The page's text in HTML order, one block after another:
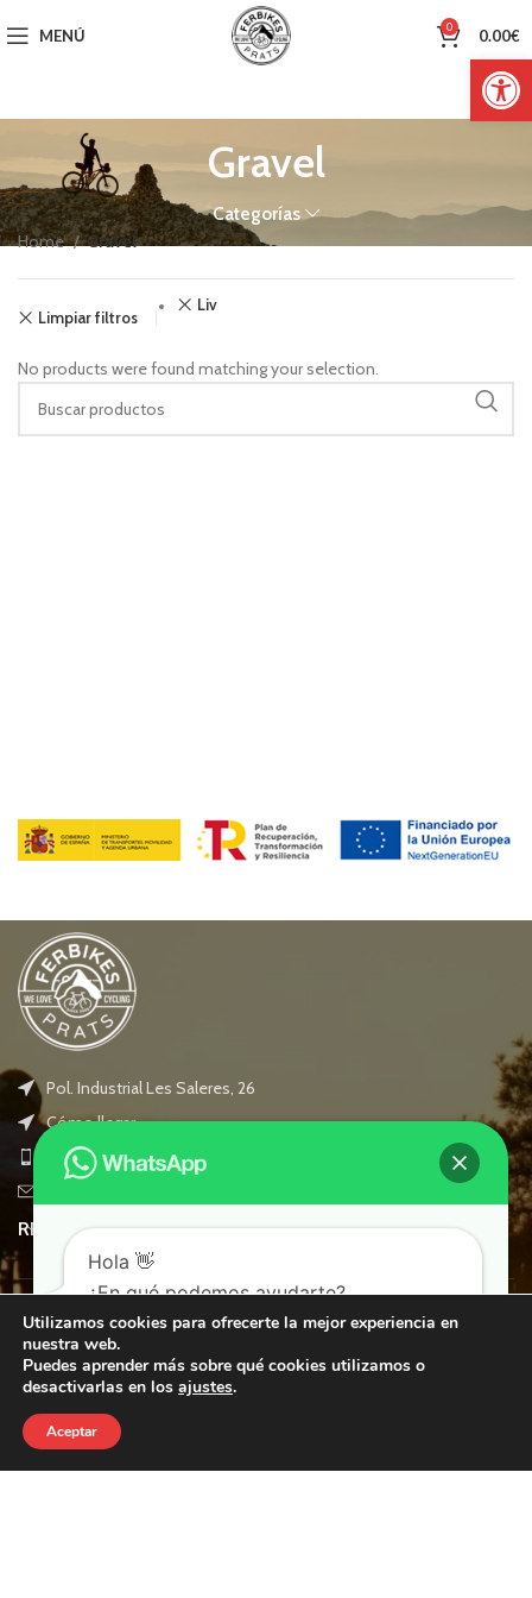
Abrir
MENÚ 0 0.00€
Gravel
Categorías
Home Gravel
Limpiar filtros
Liv
No products were found matching your selection.
Pol. Industrial Les Saleres, 26
Cómo llegar
Teléfono: +34 938 560 397
RECENT POSTS
CATEGORÍAS
SÍGUENOS
Utilizamos cookies para ofrecerte la mejor experiencia en
nuestra web.
Puedes aprender más sobre qué cookies utilizamos o
desactivarlas en los ajustes.
Aceptar
Hola 👋
¿En qué podemos ayudarte?